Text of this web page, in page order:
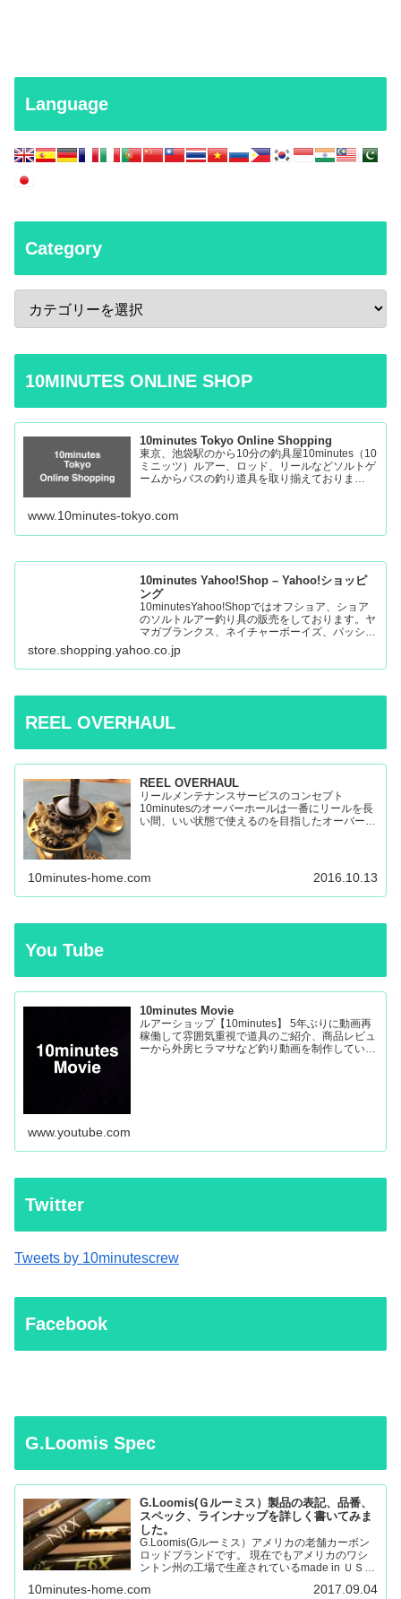
Language
Category
10MINUTES ONLINE SHOP
10minutes Tokyo Online Shopping
東京、池袋駅のから10分の釣具屋10minutes（10
ミニッツ）ルアー、ロッド、リールなどソルトゲ
ームからバスの釣り道具を取り揃えておりま
www.10minutes-tokyo.com
10minutes Yahoo!Shop – Yahoo!ショッピ
ング
10minutesYahoo!Shopではオフショア、ショア
のソルトルアー釣り具の販売をしております。ヤ
マガブランクス、ネイチャーボーイズ、パッショ
ンズ、マシオなど:10minutes Yahoo!Shop – 通販
– LINEアカウント…
store.shopping.yahoo.co.jp
REEL OVERHAUL
REEL OVERHAUL
リールメンテナンスサービスのコンセプト
10minutesのオーバーホールは一番にリールを長
い間、いい状態で使えるのを目指したオーバーホ
10minutes-home.com 2016.10.13
You Tube
10minutes Movie
ルアーショップ【10minutes】 5年ぶりに動画再
稼働して雰囲気重視で道具のご紹介、商品レビュ
ーから外房ヒラマサなど釣り動画を制作していき
www.youtube.com
Twitter
Tweets by 10minutescrew
Facebook
G.Loomis Spec
G.Loomis(Ｇルーミス）製品の表記、品番、
スペック、ラインナップを詳しく書いてみま
した。
G.Loomis(Gルーミス）アメリカの老舗カーボン
ロッドブランドです。 現在でもアメリカのワシ
ントン州の工場で生産されているmade in ＵＳＡ
ド、、サーモントラウト、パンフィッシュ、ウォ
10minutes-home.com 2017.09.04